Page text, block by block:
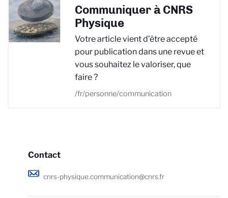
Communiquer à CNRS
Physique
Votre article vient d’être accepté
pour publication dans une revue et
vous souhaitez le valoriser, que
faire ?
/fr/personne/communication
Contact
cnrs-physique.communication@cnrs.fr